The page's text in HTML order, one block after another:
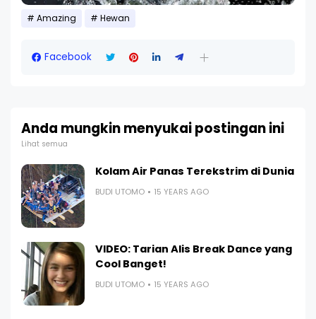
Amazing Hewan
Facebook
Anda mungkin menyukai postingan ini
Lihat semua
Kolam Air Panas Terekstrim di Dunia
BUDI UTOMO 15 YEARS AGO
VIDEO: Tarian Alis Break Dance yang
Cool Banget!
BUDI UTOMO 15 YEARS AGO